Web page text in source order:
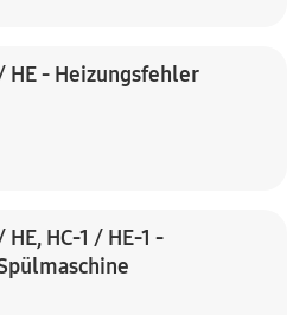
HE - Heizungsfehler
HC-1 / HE-1 -